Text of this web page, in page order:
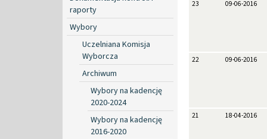
raporty
Wybory
Uczelniana Komisja
Wyborcza
Archiwum
Wybory na kadencję
2020-2024
Wybory na kadencję
2016-2020
23 09-06-2016
22 09-06-2016
21 18-04-2016